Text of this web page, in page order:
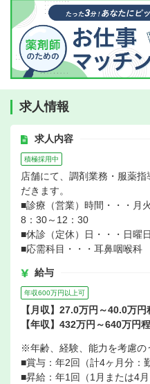
求人情報
求人内容
積極採用中
店舗にて、調剤業務・服薬
だきます。
■診療（営業）時間・・・月
8：30～12：30
■休診（定休）日・・・日曜
■応需科目・・・耳鼻咽喉科
給与
年収600万円以上可
【月収】27.0万円～40.0万
【年収】432万円～640万円
※年齢、経験、能力を考慮の
■賞与：年2回（計4ヶ月分：
■昇給：年1回（1月または4